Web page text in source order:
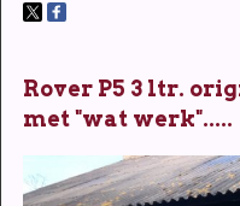
Rover P5 3 ltr.
met "wat werk".....